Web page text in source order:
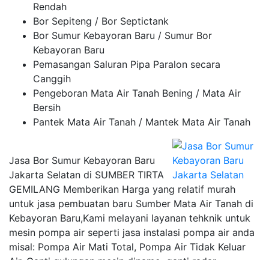
Rendah
Bor Sepiteng / Bor Septictank
Bor Sumur Kebayoran Baru / Sumur Bor
Kebayoran Baru
Pemasangan Saluran Pipa Paralon secara
Canggih
Pengeboran Mata Air Tanah Bening / Mata Air
Bersih
Pantek Mata Air Tanah / Mantek Mata Air Tanah
Jasa Bor Sumur Kebayoran Baru
Jakarta Selatan di SUMBER TIRTA
GEMILANG Memberikan Harga yang relatif murah
untuk jasa pembuatan baru Sumber Mata Air Tanah di
Kebayoran Baru,Kami melayani layanan tehknik untuk
mesin pompa air seperti jasa instalasi pompa air anda
misal: Pompa Air Mati Total, Pompa Air Tidak Keluar